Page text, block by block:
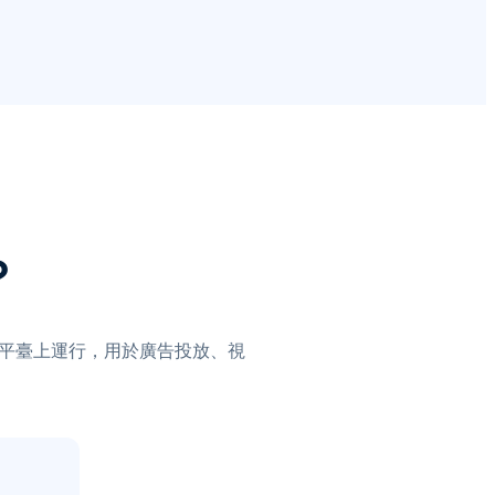
臺上運行，用於廣告投放、視